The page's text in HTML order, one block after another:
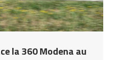
la 360 Modena au